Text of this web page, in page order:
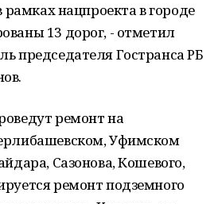
рамках нацпроекта в городе
13 дорог, - отметил
председателя Гостранса РБ
ремонт на
Уфимском
Сазонова, Кошевого,
ремонт подземного